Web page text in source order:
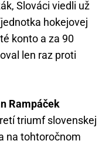
Slováci viedli už
hokejovej
konto a za 90
len raz proti
Rampáček
triumf slovenskej
na tohtoročnom